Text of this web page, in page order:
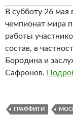
В субботу 26
чемпионат мира
работы
состав, в
Бородина и
Сафронов.
ГРАФФИТИ